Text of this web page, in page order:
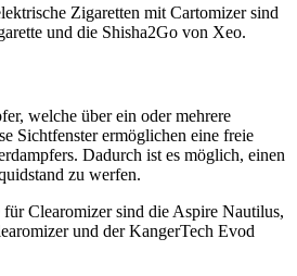
Zigaretten mit Cartomizer sind
und die Shisha2Go von Xeo.
welche über ein oder mehrere
Sichtfenster ermöglichen eine freie
Dadurch ist es möglich, einen
zu werfen.
Clearomizer sind die Aspire Nautilus,
und der KangerTech Evod